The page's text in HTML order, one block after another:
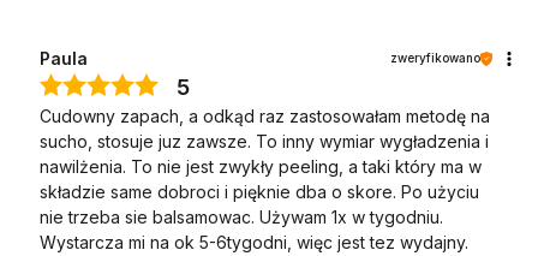
Paula zweryfikowano
5
Cudowny zapach, a odkąd raz zastosowałam metodę na
sucho, stosuje juz zawsze. To inny wymiar wygładzenia i
nawilżenia. To nie jest zwykły peeling, a taki który ma w
składzie same dobroci i pięknie dba o skore. Po użyciu
nie trzeba sie balsamowac. Używam 1x w tygodniu.
Wystarcza mi na ok 5-6tygodni, więc jest tez wydajny.